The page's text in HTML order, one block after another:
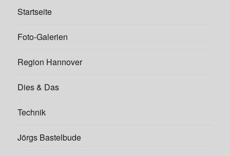
Startseite
Foto-Galerien
Region Hannover
Dies & Das
Technik
Jörgs Bastelbude